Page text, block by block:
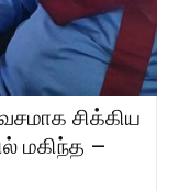
சிக்கிய
மகிந்த –